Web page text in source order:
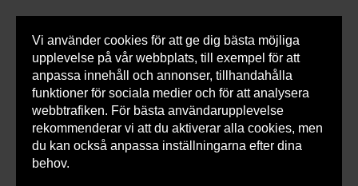
Vi använder cookies för att ge dig bästa möjliga
upplevelse på vår webbplats, till exempel för att
anpassa innehåll och annonser, tillhandahålla
funktioner för sociala medier och för att analysera
webbtrafiken. För bästa användarupplevelse
rekommenderar vi att du aktiverar alla cookies, men
du kan också anpassa inställningarna efter dina
behov.
0 varorSnabborder
Du
här:
Armatec > Produkter > Tryckavsäkring
>
Industriella säkerhetsventiler
> High performance
>
Säkerhetsventil AT 4542-
>
Säkerhetsventil AT 4542D4-